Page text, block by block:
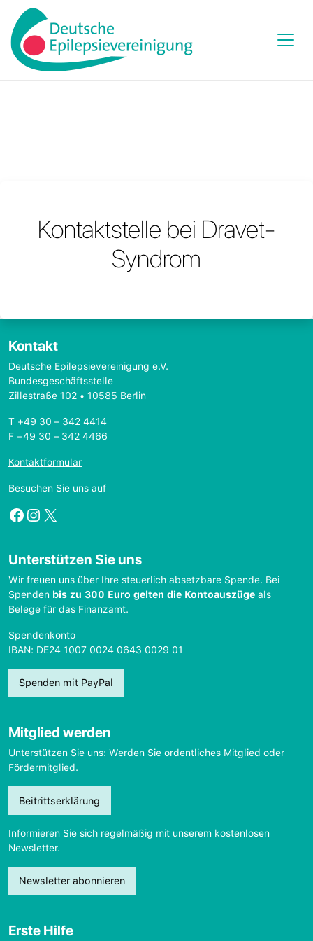
Kontaktstelle bei Dravet-
Syndrom
Kontakt
Deutsche Epilepsievereinigung e.V.
Bundesgeschäftsstelle
Zillestraße 102 • 10585 Berlin
T +49 30 – 342 4414
F +49 30 – 342 4466
Kontaktformular
Besuchen Sie uns auf
Facebook
Instagram
X
Unterstützen Sie uns
Wir freuen uns über Ihre steuerlich absetzbare Spende. Bei
Spenden bis zu 300 Euro gelten die Kontoauszüge als
Belege für das Finanzamt.
Spendenkonto
IBAN: DE24 1007 0024 0643 0029 01
Spenden mit PayPal
Mitglied werden
Unterstützen Sie uns: Werden Sie ordentliches Mitglied oder
Fördermitglied.
Beitrittserklärung
Informieren Sie sich regelmäßig mit unserem kostenlosen
Newsletter.
Newsletter abonnieren
Erste Hilfe